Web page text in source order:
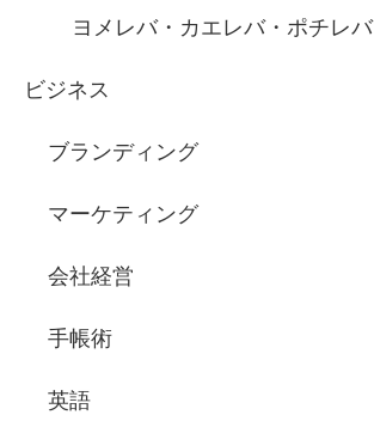
ヨメレバ・カエレバ・ポチレバ
ビジネス
ブランディング
マーケティング
会社経営
手帳術
英語